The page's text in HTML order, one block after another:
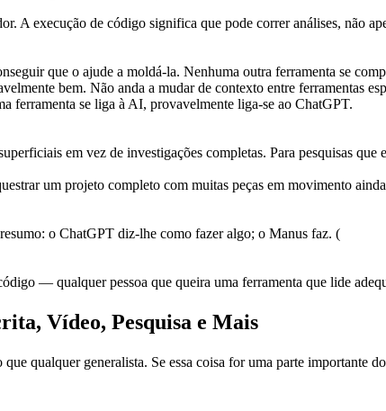
A execução de código significa que pode correr análises, não
que o ajude a moldá-la. Nenhuma outra ferramenta se
bem. Não anda a mudar de contexto entre ferramentas
ferramenta se liga à AI, provavelmente liga-se ao ChatGPT.
em vez de investigações completas. Para pesquisas
um projeto completo com muitas peças em movimento
o ChatGPT diz-lhe como fazer algo; o Manus faz. (
— qualquer pessoa que queira uma ferramenta que lide
Vídeo, Pesquisa e Mais
qualquer generalista. Se essa coisa for uma parte importante